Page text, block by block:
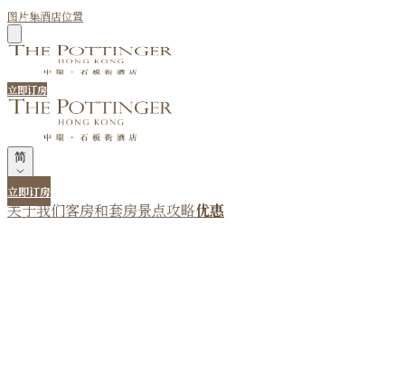
图片集酒店位置
立即订房
简
立即订房
关于我们客房和套房景点攻略优惠